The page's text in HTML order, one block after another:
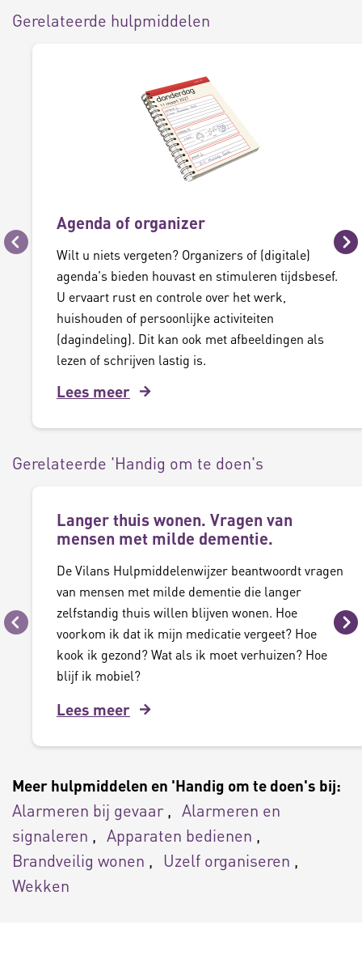
Gerelateerde hulpmiddelen
Vorige
Agenda of organizer
Wilt u niets vergeten? Organizers of (digitale)
agenda's bieden houvast en stimuleren tijdsbesef.
U ervaart rust en controle over het werk,
huishouden of persoonlijke activiteiten
(dagindeling). Dit kan ook met afbeeldingen als
lezen of schrijven lastig is.
Lees meer
Gerelateerde 'Handig om te doen's
Vorige
Langer thuis wonen. Vragen van
mensen met milde dementie.
De Vilans Hulpmiddelenwijzer beantwoordt vragen
van mensen met milde dementie die langer
zelfstandig thuis willen blijven wonen. Hoe
voorkom ik dat ik mijn medicatie vergeet? Hoe
kook ik gezond? Wat als ik moet verhuizen? Hoe
blijf ik mobiel?
Lees meer
Meer hulpmiddelen en 'Handig om te doen's bij:
Alarmeren bij gevaar
Alarmeren en
signaleren
Apparaten bedienen
Brandveilig wonen
Uzelf organiseren
Wekken